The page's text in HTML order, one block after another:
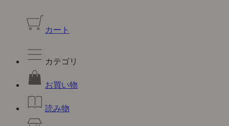
カート
カテゴリ
お買い物
読み物